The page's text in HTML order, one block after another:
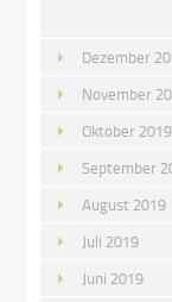
Dezember
November
Oktober 2019
September
August 2019
Juli 2019
Juni 2019